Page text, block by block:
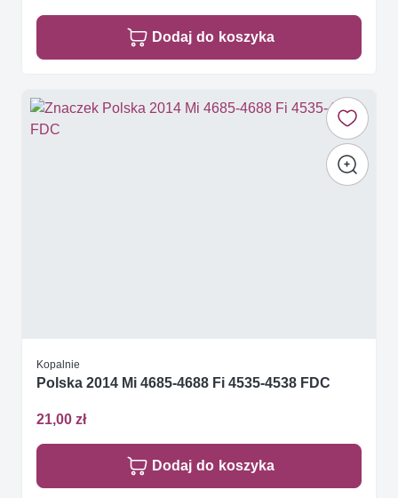
Dodaj do koszyka
Kopalnie
Polska 2014 Mi 4685-4688 Fi 4535-4538 FDC
21,00 zł
Dodaj do koszyka